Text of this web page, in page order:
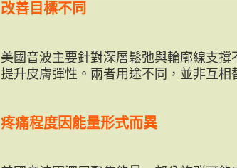
改善目標不同
美國音波主要針對深層鬆弛與輪廓線支
提升皮膚彈性。兩者用途不同，並非互相
疼痛程度因能量形式而異